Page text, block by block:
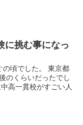
に挑む事になっ
の頃でした。 東京都
のくらいだったでし
高一貫校がすごい人